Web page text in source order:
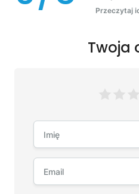
Przeczytaj
Twoja